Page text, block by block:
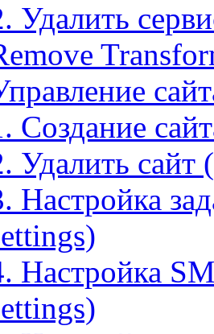
Удалить
Создание
Удалить сайт
Настройка
Настройка